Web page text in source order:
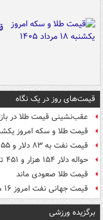
قیمت‌های روز در یک نگاه
عقب‌نشینی قیمت طلا در
قیمت طلا و سکه امروز یکشنبه ۱۸ مرداد
قیمت نفت به ۸۳ دلار و ۵۵ سنت در هر بشکه رسید
حواله دلار ۱۵۴ هزار و ۴۵۱ تومان شد
قیمت طلا صعودی ماند
قیمت جهانی نفت امروز ۱۶ مرداد
برگزیده ورزشی